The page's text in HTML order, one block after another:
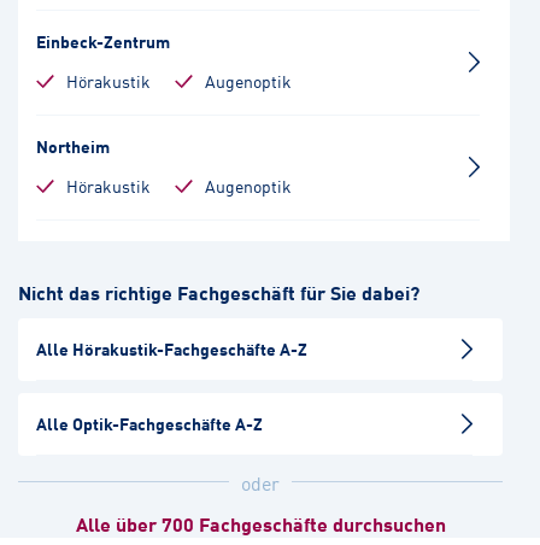
Einbeck-Zentrum
Hörakustik
Augenoptik
Northeim
Hörakustik
Augenoptik
Hörakustik
Augenoptik
Osterode-Mitte II
Nicht das richtige Fachgeschäft für Sie dabei?
Alle Hörakustik-Fachgeschäfte A-Z
Alle Optik-Fachgeschäfte A-Z
oder
Alle über 700 Fachgeschäfte durchsuchen